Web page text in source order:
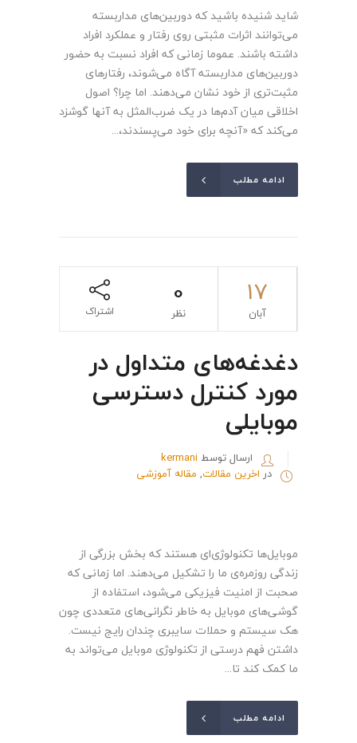
شاید شنیده باشید که دوربین‌های مداربسته
می‌توانند اثرات مثبتی روی رفتار و عملکرد افراد
داشته باشند. عموما زمانی که افراد نسبت به حضور
دوربین‌های مداربسته آگاه می‌شوند، رفتارهای
مثبت‌تری از خود نشان می‌دهند. اما چرا؟ اصول
اخلاقی میان آدم‌ها در یک ضرب‌المثل به آنها گوشزد
می‌کند که «آنچه برای خود می‌پسندند،...
ادامه مطلب
17
آبان
0
نظر اشتراک
دغدغه‌های متداول در
مورد کنترل دسترسی
موبایلی
ارسال توسط kermani
در اخرین مقالات, مقاله آموزشی
موبایل‌ها تکنولوژی‌ای هستند که بخش بزرگی از
زندگی روزمره‌ی ما را تشکیل می‌دهند. اما زمانی که
صحبت از امنیت فیزیکی می‌شود، استفاده از
گوشی‌های موبایل به خاطر نگرانی‌های متعددی چون
هک سیستم و حملات سایبری چندان رایج نیست.
داشتن فهم درستی از تکنولوژی موبایل می‌تواند به
ما کمک کند تا...
ادامه مطلب